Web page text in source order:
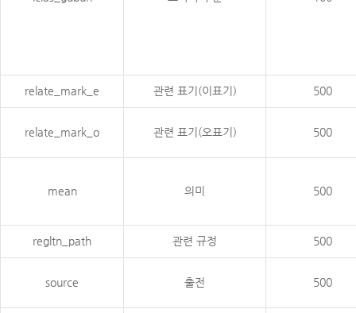
relate_mark_e 관련 표기(이표기) 500
relate_mark_o 관련 표기(오표기) 500
mean 의미 500
regltn_path 관련 규정 500
source 출전 500